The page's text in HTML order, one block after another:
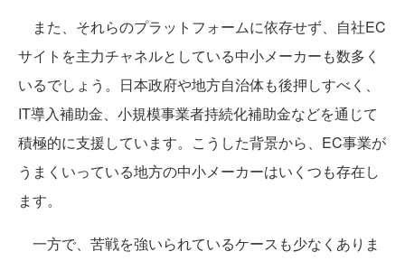
また、それらのプラットフォームに依存せず、自社EC
サイトを主力チャネルとしている中小メーカーも数多く
いるでしょう。日本政府や地方自治体も後押しすべく、
IT導入補助金、小規模事業者持続化補助金などを通じて
積極的に支援しています。こうした背景から、EC事業が
うまくいっている地方の中小メーカーはいくつも存在し
ます。
一方で、苦戦を強いられているケースも少なくありま